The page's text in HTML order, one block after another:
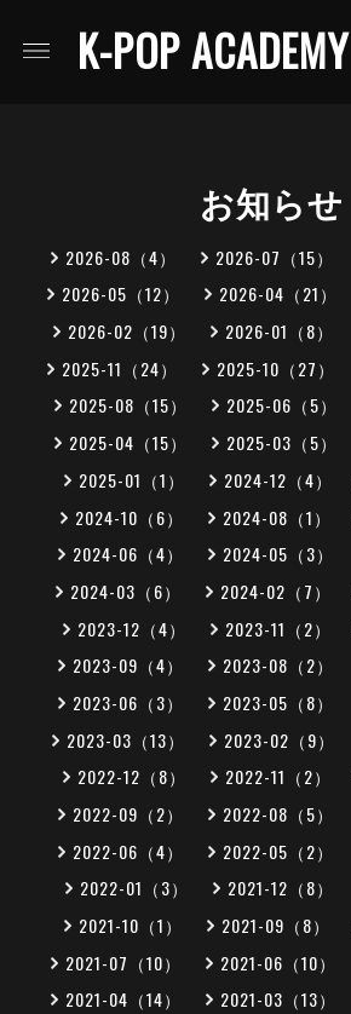
K-POP
お知らせ
2026-08（4） 2026-07（15）
2026-05（12）
2026-04（21）
2026-02（19）
2026-01（8）
2025-11（24）
2025-10（27）
2025-08（15）
2025-06（5）
2025-04（15）
2025-03（5）
2025-01（1）
2024-12（4）
2024-10（6）
2024-08（1）
2024-06（4）
2024-05（3）
2024-03（6）
2024-02（7）
2023-12（4）
2023-11（2）
2023-09（4）
2023-08（2）
2023-06（3）
2023-05（8）
2023-03（13）
2023-02（9）
2022-12（8）
2022-11（2）
2022-09（2）
2022-08（5）
2022-06（4）
2022-05（2）
2022-01（3）
2021-12（8）
2021-10（1）
2021-09（8）
2021-07（10）
2021-06（10）
2021-04（14）
2021-03（13）